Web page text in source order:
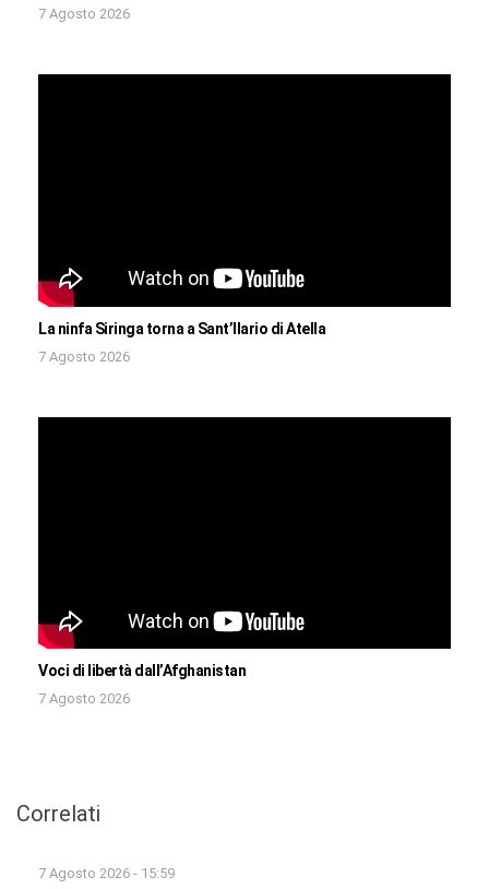
7 Agosto 2026
La ninfa Siringa torna a Sant’Ilario di Atella
7 Agosto 2026
Voci di libertà dall’Afghanistan
7 Agosto 2026
Correlati
7 Agosto 2026 - 15:59